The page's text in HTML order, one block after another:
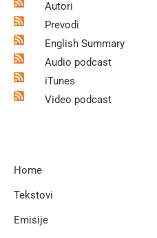
Autori
Prevodi
English Summary
Audio podcast
iTunes
Video podcast
Home
Tekstovi
Emisije